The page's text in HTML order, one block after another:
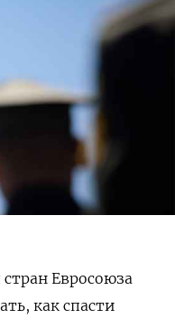
Евросоюза
как спасти